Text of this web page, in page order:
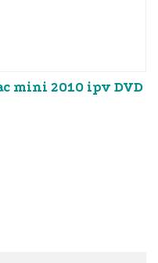
mini 2010 ipv DVD